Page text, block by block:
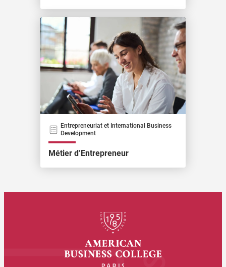
Entrepreneuriat et International Business
Development
Métier d’Entrepreneur